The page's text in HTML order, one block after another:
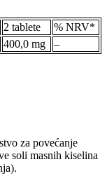
2 tablete
% NRV*
400,0 mg –
za povećanje
soli masnih kiselina